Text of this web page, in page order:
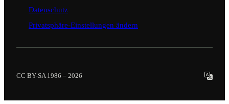
Datenschutz
Privatsphäre-Einstellungen ändern
CC BY-SA 1986 – 2026